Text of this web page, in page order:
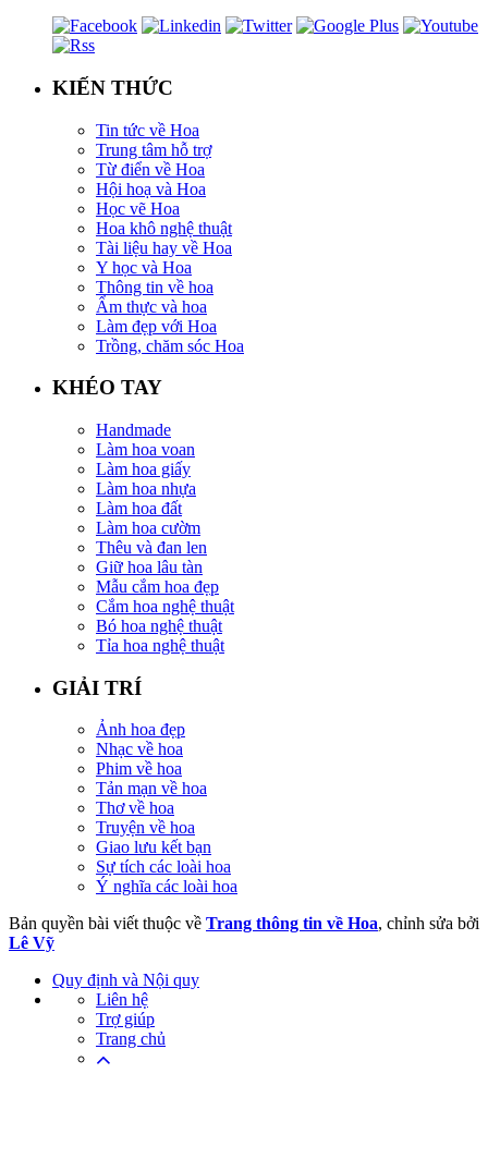
KIẾN THỨC
Tin tức về Hoa
Trung tâm hỗ trợ
Từ điển về Hoa
Hội hoạ và Hoa
Học vẽ Hoa
Hoa khô nghệ thuật
Tài liệu hay về Hoa
Y học và Hoa
Thông tin về hoa
Ẩm thực và hoa
Làm đẹp với Hoa
Trồng, chăm sóc Hoa
KHÉO TAY
Handmade
Làm hoa voan
Làm hoa giấy
Làm hoa nhựa
Làm hoa đất
Làm hoa cườm
Thêu và đan len
Giữ hoa lâu tàn
Mẫu cắm hoa đẹp
Cắm hoa nghệ thuật
Bó hoa nghệ thuật
Tỉa hoa nghệ thuật
GIẢI TRÍ
Ảnh hoa đẹp
Nhạc về hoa
Phim về hoa
Tản mạn về hoa
Thơ về hoa
Truyện về hoa
Giao lưu kết bạn
Sự tích các loài hoa
Ý nghĩa các loài hoa
Bản quyền bài viết thuộc về Trang thông tin về Hoa, chỉnh sửa bởi
Lê Vỹ
Quy định và Nội quy
Liên hệ
Trợ giúp
Trang chủ